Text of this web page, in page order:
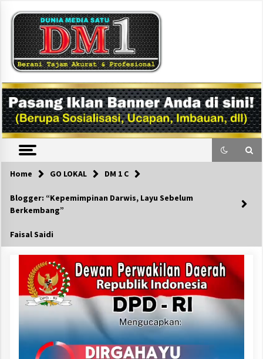
content
DM1
Home GO LOKAL DM 1 C
Blogger: “Kepemimpinan Darwis, Layu Sebelum
Berkembang”
Faisal Saidi